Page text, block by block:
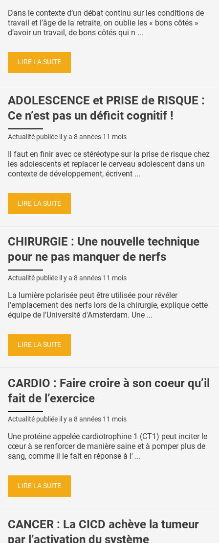
Dans le contexte d’un débat continu sur les conditions de
travail et l’âge de la retraite, on oublie les « bons côtés »
d’avoir un travail, de bons côtés qui n ...
LIRE LA SUITE
ADOLESCENCE et PRISE de RISQUE :
Ce n’est pas un déficit cognitif !
Actualité publiée il y a 8 années 11 mois
Il faut en finir avec ce stéréotype sur la prise de risque chez
les adolescents et replacer le cerveau adolescent dans un
contexte de développement, écrivent ...
LIRE LA SUITE
CHIRURGIE : Une nouvelle technique
pour ne pas manquer de nerfs
Actualité publiée il y a 8 années 11 mois
La lumière polarisée peut être utilisée pour révéler
l’emplacement des nerfs lors de la chirurgie, explique cette
équipe de l’Université d'Amsterdam. Une ...
LIRE LA SUITE
CARDIO : Faire croire à son coeur qu’il
fait de l’exercice
Actualité publiée il y a 8 années 11 mois
Une protéine appelée cardiotrophine 1 (CT1) peut inciter le
cœur à se renforcer de manière saine et à pomper plus de
sang, comme il le fait en réponse à l' ...
LIRE LA SUITE
CANCER : La CICD achève la tumeur
par l’activation du système